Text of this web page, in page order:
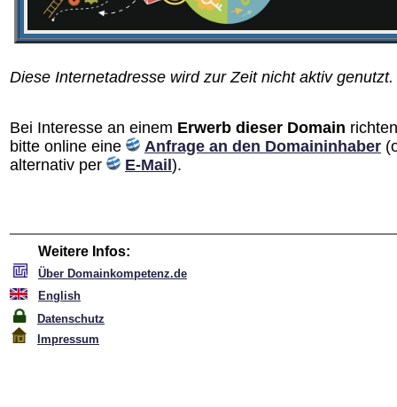
Diese Internetadresse wird zur Zeit nicht aktiv genutzt.
Bei Interesse an einem Erwerb dieser Domain
bitte online eine
Anfrage an den Domain­inhaber
alternativ per
E-Mail ).
Weitere Infos:
Über Domainkompetenz.de
English
Datenschutz
Impressum